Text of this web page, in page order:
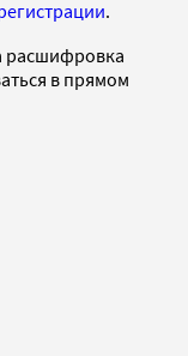
.
расшифровка
в прямом